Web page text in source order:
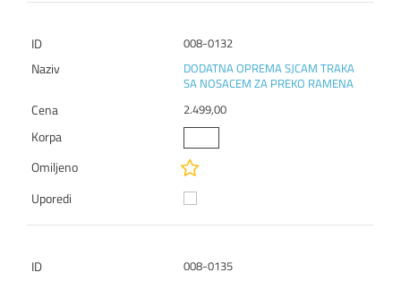
008-0132
DODATNA OPREMA SJCAM TRAKA
SA NOSACEM ZA PREKO RAMENA
2.499,00
008-0135